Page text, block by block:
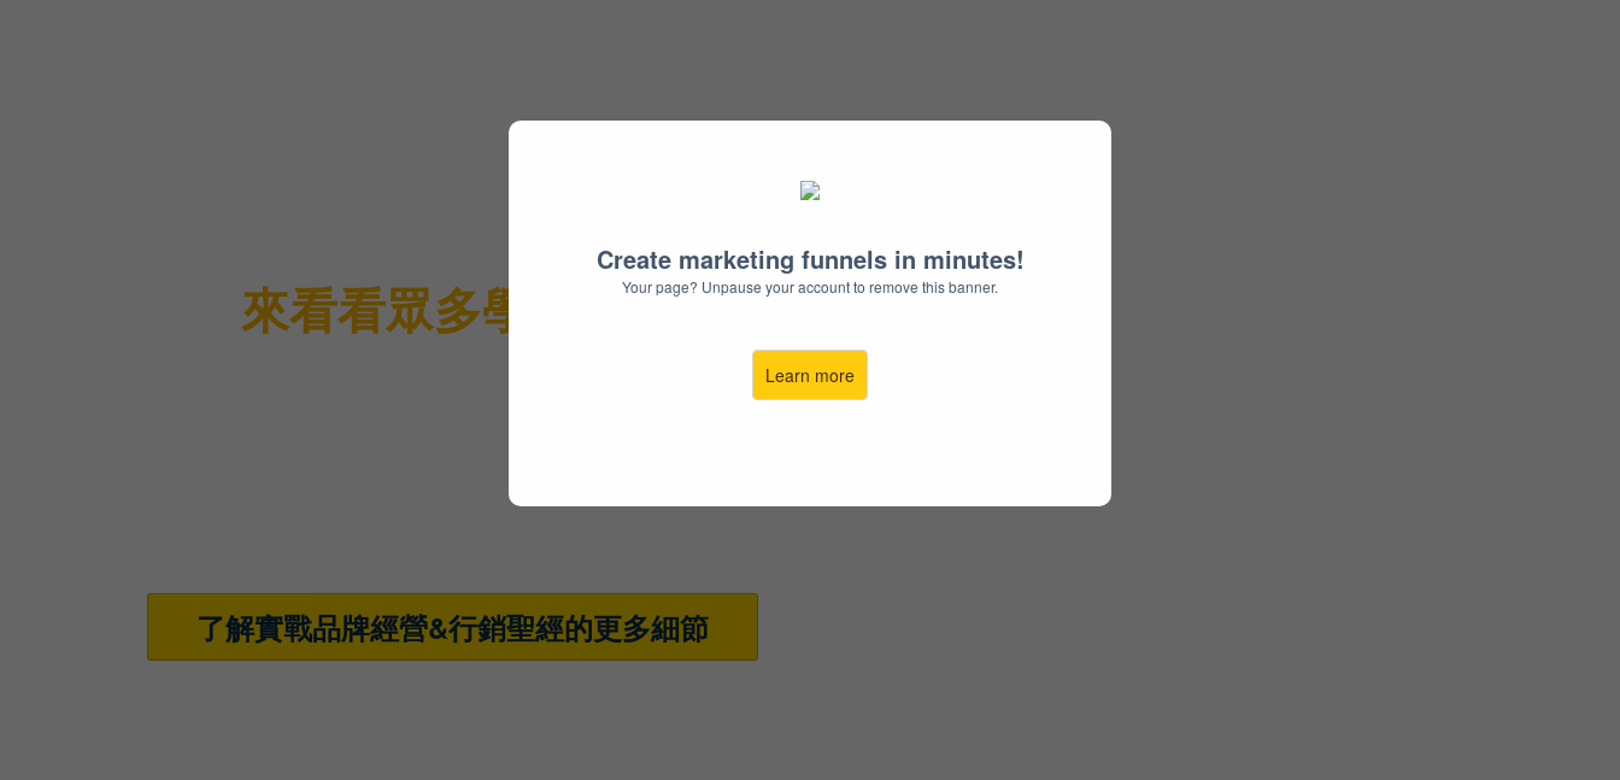
Create marketing funnels in minutes!
Your page? Unpause your account to remove this banner.
Learn more
來看看眾多學員見證和成功案例
海量學員可以做到，代表你也有機會可以做到
了解實戰品牌經營&行銷聖經的更多細節